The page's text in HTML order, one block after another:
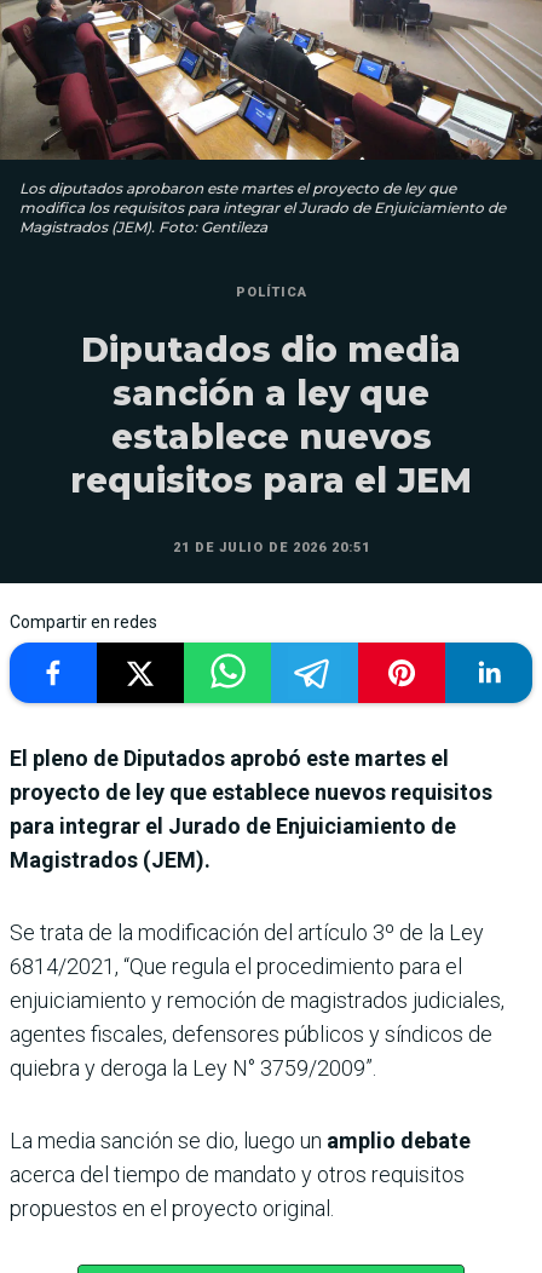
Los diputados aprobaron este martes el proyecto de ley que
modifica los requisitos para integrar el Jurado de Enjuiciamiento de
Magistrados (JEM). Foto: Gentileza
POLÍTICA
Diputados dio media
sanción a ley que
establece nuevos
requisitos para el JEM
21 DE JULIO DE 2026 20:51
Compartir en redes
El pleno de Diputados aprobó este martes el
proyecto de ley que establece nuevos requisitos
para integrar el Jurado de Enjuiciamiento de
Magistrados (JEM).
Se trata de la modificación del artículo 3º de la Ley
6814/2021, “Que regula el procedimiento para el
enjuiciamiento y remoción de magistrados judiciales,
agentes fiscales, defensores públicos y síndicos de
quiebra y deroga la Ley N° 3759/2009”.
La media sanción se dio, luego un amplio debate
acerca del tiempo de mandato y otros requisitos
propuestos en el proyecto original.